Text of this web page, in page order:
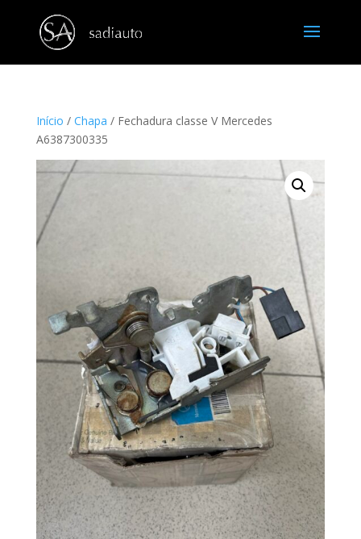
Início / Chapa / Fechadura classe V Mercedes
A6387300335